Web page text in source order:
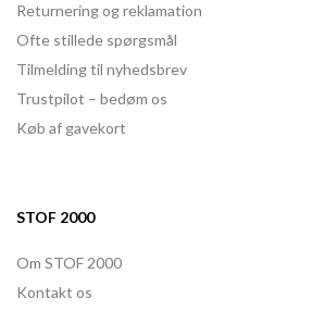
Returnering og reklamation
Ofte stillede spørgsmål
Tilmelding til nyhedsbrev
Trustpilot – bedøm os
Køb af gavekort
STOF 2000
Om STOF 2000
Kontakt os